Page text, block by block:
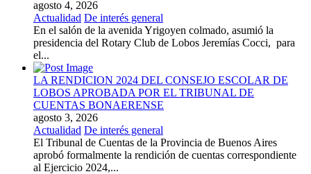
agosto 4, 2026
Actualidad De interés general
En el salón de la avenida Yrigoyen colmado, asumió la
presidencia del Rotary Club de Lobos Jeremías Cocci, para
el...
LA RENDICION 2024 DEL CONSEJO ESCOLAR DE
LOBOS APROBADA POR EL TRIBUNAL DE
CUENTAS BONAERENSE
agosto 3, 2026
Actualidad De interés general
El Tribunal de Cuentas de la Provincia de Buenos Aires
aprobó formalmente la rendición de cuentas correspondiente
al Ejercicio 2024,...